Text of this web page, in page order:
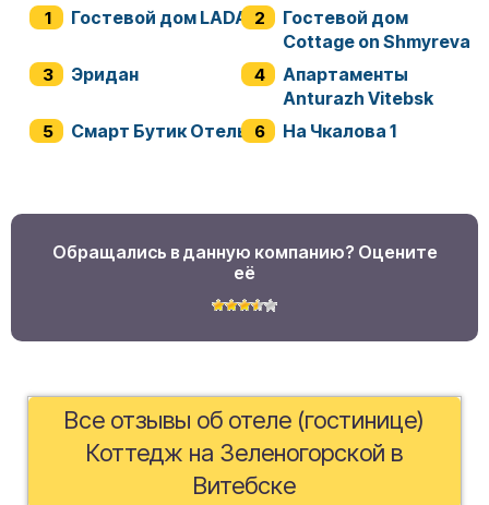
Гостевой дом LADA
Гостевой дом
Cottage on Shmyreva
Эридан
Апартаменты
Anturazh Vitebsk
Смарт Бутик Отель
На Чкалова 1
Обращались в данную компанию? Оцените
её
Все отзывы об отеле (гостинице)
Коттедж на Зеленогорской в
Витебске